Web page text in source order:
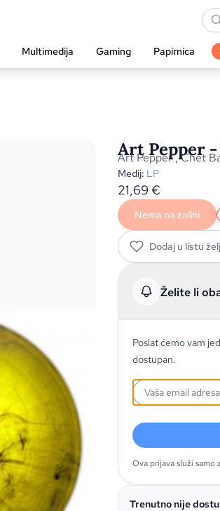
Multimedija Gaming Papirnica
Art Pepper -
Art Pepper,Chet
Medij: LP
21,69 €
Nema na zalihi
Dodaj u listu
Želite li
Poslat ćemo vam
dostupan.
Ova prijava služi
Trenutno nije